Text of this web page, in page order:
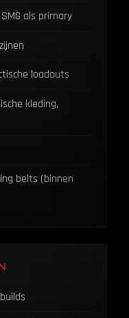
als primary
loadouts
kleding,
belts (binnen